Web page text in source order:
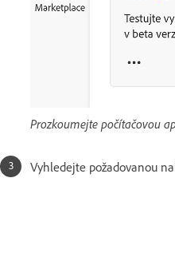
Prozkoumejte počítačovou
Vyhledejte požadovanou